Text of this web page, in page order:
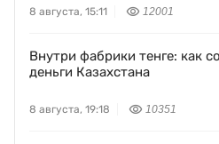
8 августа, 15:11 12001
Внутри фабрики тенге: как
деньги Казахстана
8 августа, 19:18 10351